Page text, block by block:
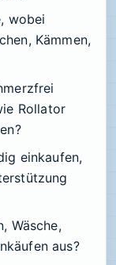
wobei
Kämmen,
Rollator
einkaufen,
Wäsche,
aus?